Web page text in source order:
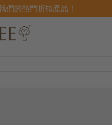
們的熱門折扣產品！